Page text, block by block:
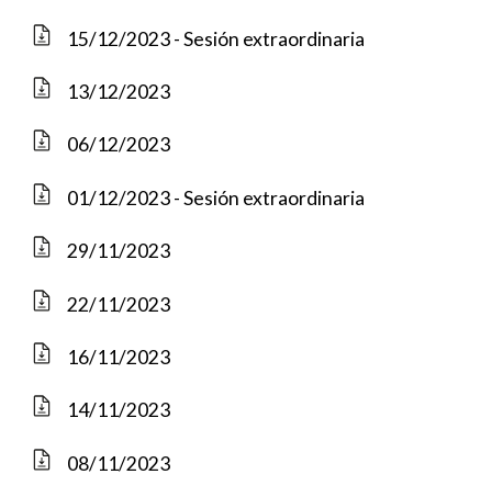
15/12/2023 - Sesión extraordinaria
13/12/2023
06/12/2023
01/12/2023 - Sesión extraordinaria
29/11/2023
22/11/2023
16/11/2023
14/11/2023
08/11/2023